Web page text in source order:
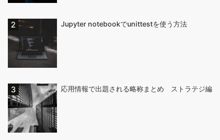
Jupyter notebookでunittestを使う方法
応用情報で出題される略称まとめ ストラテジ編